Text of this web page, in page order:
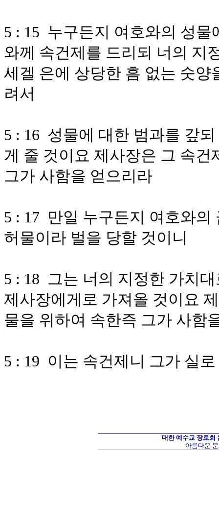
5 : 15 누구든지 여호와의 성
와께 속건제를 드리되 너의 지
세겔 은에 상당한 흠 없는 숫
려서
5 : 16 성물에 대한 범과를 갚
게 줄 것이요 제사장은 그 속
그가 사함을 얻으리라
5 : 17 만일 누구든지 여호와
허물이라 벌을 당할 것이니
5 : 18 그는 너의 지정한 가치
제사장에게로 가져올 것이요
물을 위하여 속한즉 그가 사함
5 : 19 이는 속건제니 그가 실
대한 예수교 장로회
아름다운